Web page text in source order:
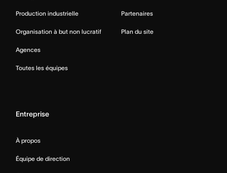
Production industrielle
Organisation à but non lucratif
Agences
Toutes les équipes
Partenaires
Plan du site
Entreprise
À propos
Équipe de direction